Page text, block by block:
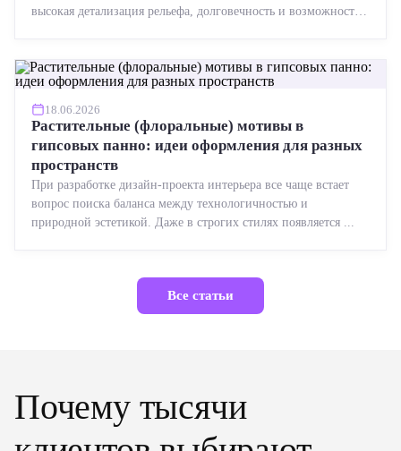
высокая детализация рельефа, долговечность и возможность
18.06.2026
Растительные (флоральные) мотивы в
гипсовых панно: идеи оформления для разных
пространств
При разработке дизайн-проекта интерьера все чаще встает
вопрос поиска баланса между технологичностью и
природной эстетикой. Даже в строгих стилях появляется ...
Все статьи
Почему тысячи